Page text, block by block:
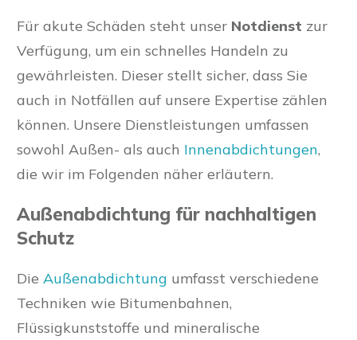
Für akute Schäden steht unser Notdienst zur
Verfügung, um ein schnelles Handeln zu
gewährleisten. Dieser stellt sicher, dass Sie
auch in Notfällen auf unsere Expertise zählen
können. Unsere Dienstleistungen umfassen
sowohl Außen- als auch Innenabdichtungen,
die wir im Folgenden näher erläutern.
Außenabdichtung für nachhaltigen
Schutz
Die Außenabdichtung umfasst verschiedene
Techniken wie Bitumenbahnen,
Flüssigkunststoffe und mineralische